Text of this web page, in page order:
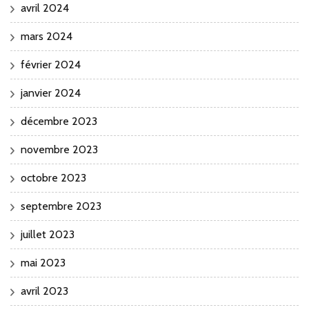
avril 2024
mars 2024
février 2024
janvier 2024
décembre 2023
novembre 2023
octobre 2023
septembre 2023
juillet 2023
mai 2023
avril 2023